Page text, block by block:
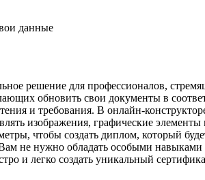
данные
решение для профессионалов,
обновить свои документы в
и требования. В онлайн-
изображения, графические
чтобы создать диплом, который
не нужно обладать особыми навыками
и легко создать уникальный